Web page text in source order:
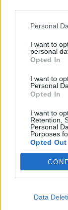
Personal
I want to
personal
Opted In
I want to
Personal
Opted In
I want to
Retention,
Personal
Purposes
Opted Out
Data
Voir la
Paroles +
Commentaires
Dire «merci»